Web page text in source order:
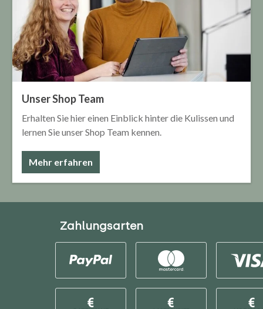
Unser Shop Team
Erhalten Sie hier einen Einblick hinter die Kulissen und
lernen Sie unser Shop Team kennen.
Mehr erfahren
Zahlungsarten